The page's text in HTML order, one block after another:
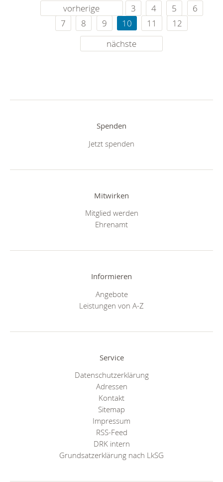
vorherige 3 4 5
6
7
8 9 10 11
12
nächste
Spenden
Jetzt spenden
Mitwirken
Mitglied werden
Ehrenamt
Informieren
Angebote
Leistungen von A-Z
Service
Datenschutzerklärung
Adressen
Kontakt
Sitemap
Impressum
RSS-Feed
DRK intern
Grundsatzerklärung nach LkSG